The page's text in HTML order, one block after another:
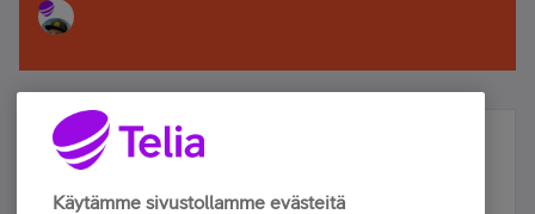
Älä jää paitsi – osallistu ja voita!
Tilaa Telian uutiskirje ja olet mukana arvonnassa.
Käytämme sivustollamme evästeitä